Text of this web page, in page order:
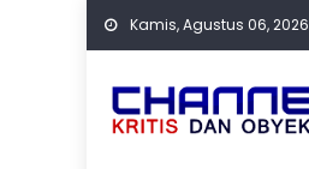
Skip
Kamis, Agustus 06, 2026